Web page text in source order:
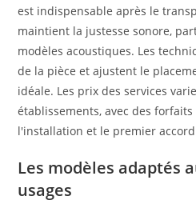
est indispensable après le
maintient la justesse sonore,
modèles acoustiques. Les
de la pièce et ajustent le
idéale. Les prix des services
établissements, avec des
l'installation et le premier
Les modèles adaptés
usages